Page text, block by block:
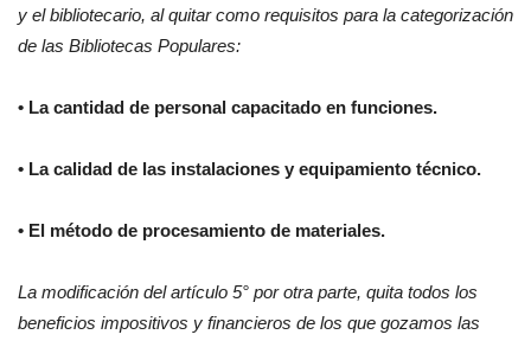
y el bibliotecario, al quitar como requisitos para la categorización
de las Bibliotecas Populares:
• La cantidad de personal capacitado en funciones.
• La calidad de las instalaciones y equipamiento técnico.
• El método de procesamiento de materiales.
La modificación del artículo 5° por otra parte, quita todos los
beneficios impositivos y financieros de los que gozamos las